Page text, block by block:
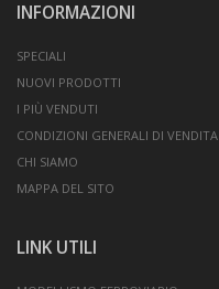
INFORMAZIONI
SPECIALI
NUOVI PRODOTTI
I PIÙ VENDUTI
CONDIZIONI GENERALI DI VENDITA
CHI SIAMO
MAPPA DEL SITO
LINK UTILI